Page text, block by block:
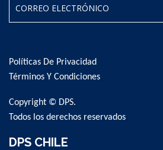
Our
Newsletter:
Políticas De Privacidad
Términos Y Condiciones
Copyright © DPS.
Todos los derechos reservados
DPS CHILE